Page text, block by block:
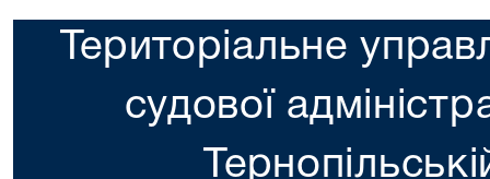
Територіальне
судової